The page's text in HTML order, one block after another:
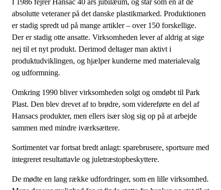
I 1986 fejrer Hansac 40 års jubilæum, og står som en af de
absolutte veteraner på det danske plastikmarked. Produktionen
er stadig spredt ud på mange artikler – over 150 forskellige.
Der er stadig otte ansatte. Virksomheden lever af aldrig at sige
nej til et nyt produkt. Derimod deltager man aktivt i
produktudviklingen, og hjælper kunderne med materialevalg
og udformning.
Omkring 1990 bliver virksomheden solgt og omdøbt til Park
Plast. Den blev drevet af to brødre, som videreførte en del af
Hansacs produkter, men ellers især slog sig op på at arbejde
sammen med mindre iværksættere.
Sortimentet var fortsat bredt anlagt: sparebrusere, sportsure med
integreret resultattavle og juletræstopbeskyttere.
De mødte en lang række udfordringer, som en lille virksomhed.